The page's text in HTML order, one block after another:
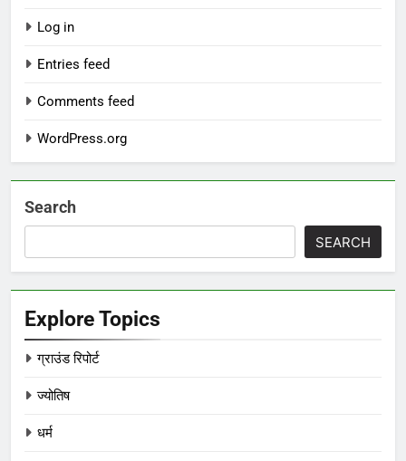
Log in
Entries feed
Comments feed
WordPress.org
Search
SEARCH
Explore Topics
ग्राउंड रिपोर्ट
ज्योतिष
धर्म